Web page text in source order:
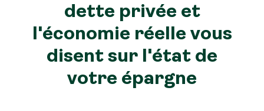
Recherche
dette privée et
l'économie réelle vous
disent sur l'état de
votre épargne